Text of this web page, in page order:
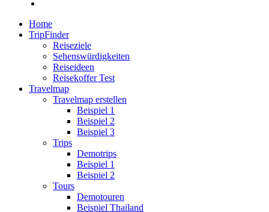
Home
TripFinder
Reiseziele
Sehenswürdigkeiten
Reiseideen
Reisekoffer Test
Travelmap
Travelmap erstellen
Beispiel 1
Beispiel 2
Beispiel 3
Trips
Demotrips
Beispiel 1
Beispiel 2
Tours
Demotouren
Beispiel Thailand